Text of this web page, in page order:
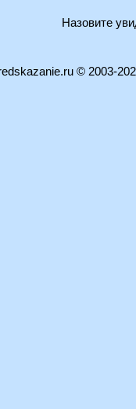
Назовите
© 2003-